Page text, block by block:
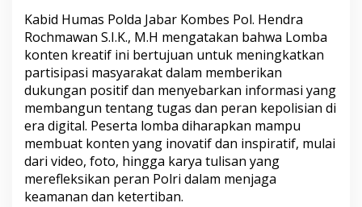
Kabid Humas Polda Jabar Kombes Pol. Hendra
Rochmawan S.I.K., M.H mengatakan bahwa Lomba
konten kreatif ini bertujuan untuk meningkatkan
partisipasi masyarakat dalam memberikan
dukungan positif dan menyebarkan informasi yang
membangun tentang tugas dan peran kepolisian di
era digital. Peserta lomba diharapkan mampu
membuat konten yang inovatif dan inspiratif, mulai
dari video, foto, hingga karya tulisan yang
merefleksikan peran Polri dalam menjaga
keamanan dan ketertiban.